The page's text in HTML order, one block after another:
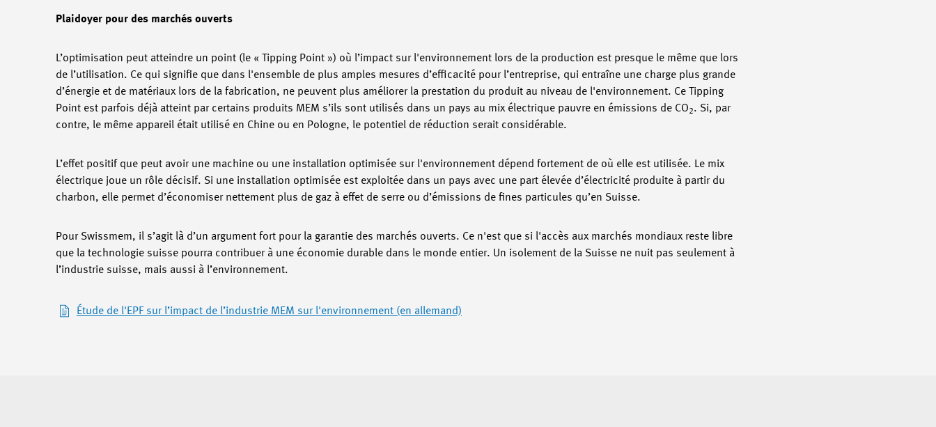
Plaidoyer pour des marchés ouverts
L’optimisation peut atteindre un point (le « Tipping Point ») où l’impact sur l'environnement lors de la production est presque le même que lors
de l’utilisation. Ce qui signifie que dans l'ensemble de plus amples mesures d’efficacité pour l’entreprise, qui entraîne une charge plus grande
d’énergie et de matériaux lors de la fabrication, ne peuvent plus améliorer la prestation du produit au niveau de l'environnement. Ce Tipping
Point est parfois déjà atteint par certains produits MEM s’ils sont utilisés dans un pays au mix électrique pauvre en émissions de CO2. Si, par
contre, le même appareil était utilisé en Chine ou en Pologne, le potentiel de réduction serait considérable.
L’effet positif que peut avoir une machine ou une installation optimisée sur l'environnement dépend fortement de où elle est utilisée. Le mix
électrique joue un rôle décisif. Si une installation optimisée est exploitée dans un pays avec une part élevée d’électricité produite à partir du
charbon, elle permet d’économiser nettement plus de gaz à effet de serre ou d’émissions de fines particules qu’en Suisse.
Pour Swissmem, il s’agit là d’un argument fort pour la garantie des marchés ouverts. Ce n'est que si l'accès aux marchés mondiaux reste libre
que la technologie suisse pourra contribuer à une économie durable dans le monde entier. Un isolement de la Suisse ne nuit pas seulement à
l’industrie suisse, mais aussi à l’environnement.
Étude de l'EPF sur l’impact de l’industrie MEM sur l'environnement (en allemand)